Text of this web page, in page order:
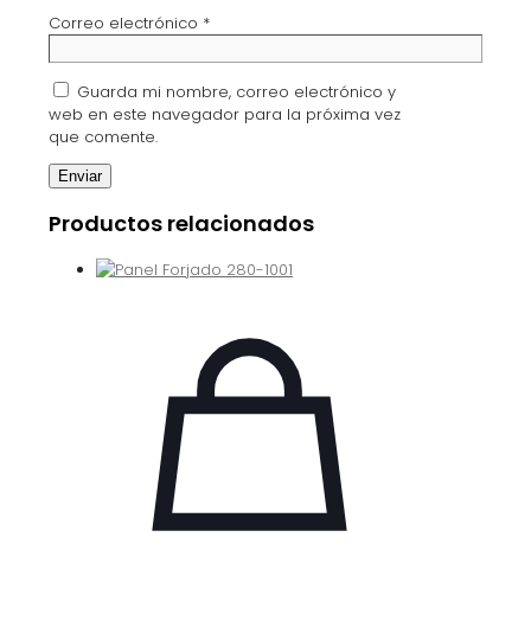
Correo electrónico *
Guarda mi nombre, correo electrónico y
web en este navegador para la próxima vez
que comente.
Productos relacionados